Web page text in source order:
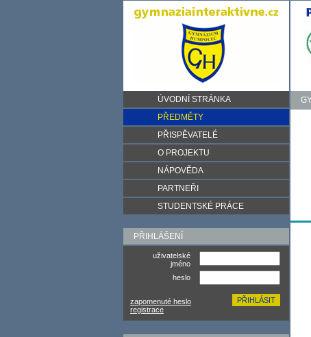
ÚVODNÍ STRÁNKA
PŘEDMĚTY
PŘISPĚVATELÉ
O PROJEKTU
NÁPOVĚDA
PARTNEŘI
STUDENTSKÉ PRÁCE
PŘIHLÁŠENÍ
uživatelské
jméno
heslo
zapomenuté heslo
registrace